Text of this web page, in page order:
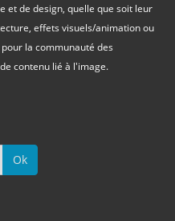
et de design, quelle que soit leur
effets visuels/animation ou
la communauté des
contenu lié à l'image.
Ok